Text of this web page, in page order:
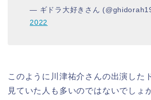
— ギドラ大好きさん
2022
このように川津祐介さんの出演した
見ていた人も多いのではないでしょ